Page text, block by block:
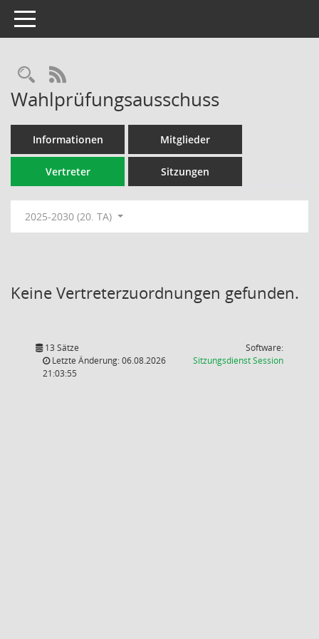
Toggle navigation
Rechercheauswahl
RSS-Feed
Wahlprüfungsausschuss
Informationen Mitglieder
Vertreter Sitzungen
2025-2030 (20. TA)
Keine Vertreterzuordnungen gefunden.
13 Sätze
Letzte Änderung: 06.08.2026
21:03:55
Software:
SitzungsdienstSession(Wird in